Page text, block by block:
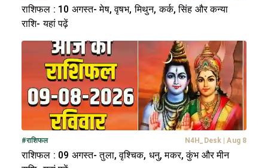
राशिफल : 10 अगस्त- मेष, वृषभ, मिथुन, कर्क, सिंह और कन्या
राशि- यहां पढ़ें
#राशिफल N4H_Desk Aug 8
राशिफल : 09 अगस्त- तुला, वृश्चिक, धनु, मकर, कुंभ और मीन